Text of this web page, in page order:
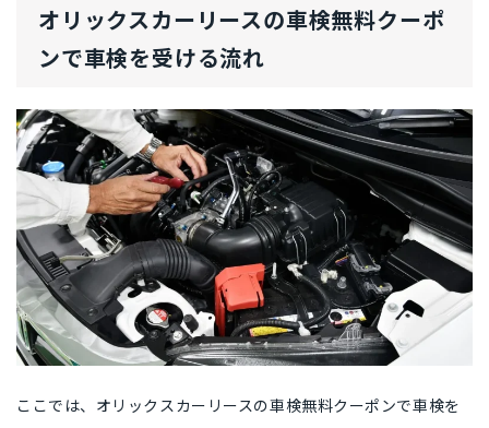
オリックスカーリースの車検無料クーポ
ンで車検を受ける流れ
ここでは、オリックスカーリースの車検無料クーポンで車検を